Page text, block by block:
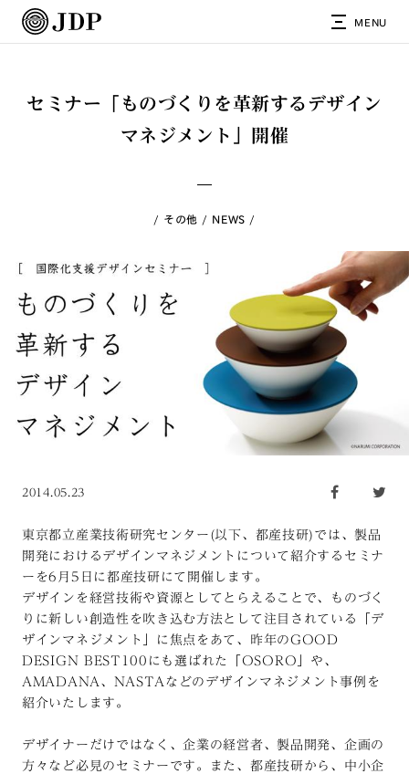
MENU
セミナー「ものづくりを革新するデザイン
マネジメント」開催
その他 NEWS
2014.05.23
東京都立産業技術研究センター(以下、都産技研)では、製品
開発におけるデザインマネジメントについて紹介するセミナ
ーを6月5日に都産技研にて開催します。
デザインを経営技術や資源としてとらえることで、ものづく
りに新しい創造性を吹き込む方法として注目されている「デ
ザインマネジメント」に焦点をあて、昨年のGOOD
DESIGN BEST100にも選ばれた「OSORO」や、
AMADANA、NASTAなどのデザインマネジメント事例を
紹介いたします。
デザイナーだけではなく、企業の経営者、製品開発、企画の
方々など必見のセミナーです。また、都産技研から、中小企